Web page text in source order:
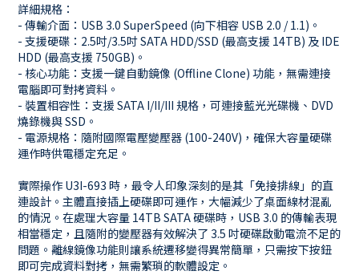
詳細規格：
- 傳輸介面：USB 3.0 SuperSpeed (向下相容 USB 2.0 / 1.1)。
- 支援硬碟：2.5吋/3.5吋 SATA HDD/SSD (最高支援 14TB) 及 IDE
HDD (最高支援 750GB)。
- 核心功能：支援一鍵自動鏡像 (Offline Clone) 功能，無需連接
電腦即可對拷資料。
- 裝置相容性：支援 SATA I/II/III 規格，可連接藍光光碟機、DVD
燒錄機與 SSD。
- 電源規格：隨附國際電壓變壓器 (100-240V)，確保大容量硬碟
運作時供電穩定充足。
實際操作 U3I-693 時，最令人印象深刻的是其「免接排線」的直
連設計。主體直接插上硬碟即可運作，大幅減少了桌面線材混亂
的情況。在處理大容量 14TB SATA 硬碟時，USB 3.0 的傳輸表現
相當穩定，且隨附的變壓器有效解決了 3.5 吋硬碟啟動電流不足的
問題。離線鏡像功能則讓系統遷移變得異常簡單，只需按下按鈕
即可完成資料對拷，無需繁瑣的軟體設定。